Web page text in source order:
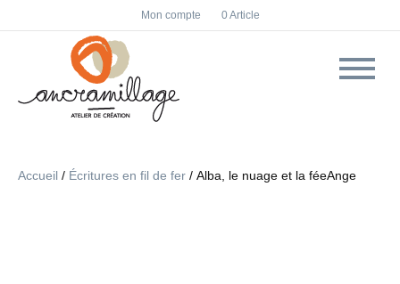
F
a
c
I
n
s
Mon compte 0 Article
Accueil / Écritures en fil de fer / Alba, le nuage et la féeAnge